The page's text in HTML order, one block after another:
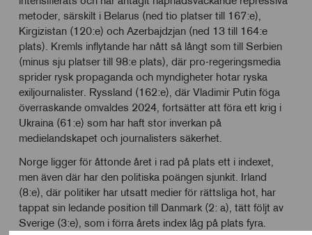
metoder, särskilt i Belarus (ned tio platser till 167:e),
Kirgizistan (120:e) och Azerbajdzjan (ned 13 till 164:e
plats). Kremls inflytande har nått så långt som till Serbien
(minus sju platser till 98:e plats), där pro-regeringsmedia
sprider rysk propaganda och myndigheter hotar ryska
exiljournalister. Ryssland (162:e), där Vladimir Putin föga
överraskande omvaldes 2024, fortsätter att föra ett krig i
Ukraina (61:e) som har haft stor inverkan på
medielandskapet och journalisters säkerhet.
Norge ligger för åttonde året i rad på plats ett i indexet,
men även där har den politiska poängen sjunkit. Irland
(8:e), där politiker har utsatt medier för rättsliga hot, har
tappat sin ledande position till Danmark (2: a), tätt följt av
Sverige (3:e), som i förra årets index låg på plats fyra.